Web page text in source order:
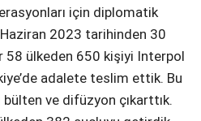
için diplomatik
Haziran 2023 tarihinden 30
58 ülkeden 650 kişiyi Interpol
adalete teslim ettik. Bu
bülten ve difüzyon çıkarttık.